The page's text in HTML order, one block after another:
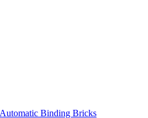
Binding Bricks